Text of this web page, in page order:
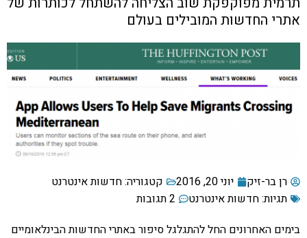
אתרי החדשות המובילים בעולם
רן בר-זיק יוני 20, 2016 קטגוריה:חדשות אינטרנט
תגיות:חדשות אינטרנט
2 תגובות
בימים האחרונים החל להתגלגל סיפור באתרי החדשות הבינלאומיים